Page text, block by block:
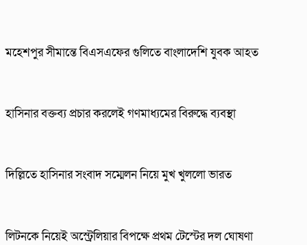
মহেশপুর সীমান্তে বিএসএফের গুলিতে বাংলাদেশি যুবক আহত
হাসিনার বক্তব্য প্রচার করলেই গণমাধ্যমের বিরুদ্ধে ব্যবস্থা
দিল্লিতে হাসিনার সংবাদ সম্মেলন নিয়ে মুখ খুললো ভারত
লিটনকে নিয়েই অস্ট্রেলিয়ার বিপক্ষে প্রথম টেস্টের দল ঘোষণা